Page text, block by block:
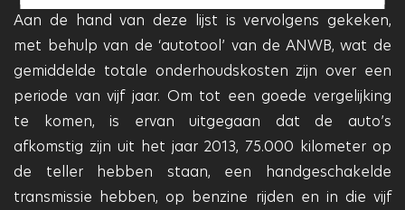
Aan de hand van deze lijst is vervolgens gekeken,
met behulp van de ‘autotool’ van de ANWB, wat de
gemiddelde totale onderhoudskosten zijn over een
periode van vijf jaar. Om tot een goede vergelijking
te komen, is ervan uitgegaan dat de auto’s
afkomstig zijn uit het jaar 2013, 75.000 kilometer op
de teller hebben staan, een handgeschakelde
transmissie hebben, op benzine rijden en in die vijf